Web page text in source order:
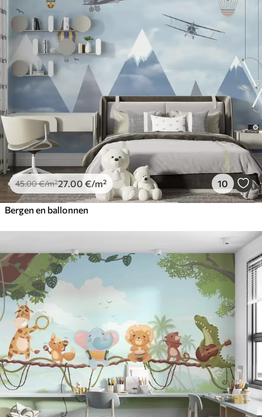
45.00€/m²27 .00 €/m² 10
Bergen en ballonnen